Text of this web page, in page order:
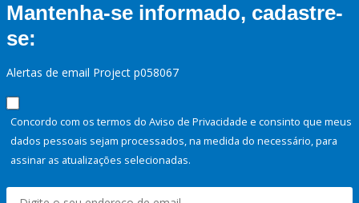
Mantenha-se informado, cadastre-
se:
Alertas de email Project p058067
Concordo com os termos do Aviso de Privacidade e consinto que meus
dados pessoais sejam processados, na medida do necessário, para
assinar as atualizações selecionadas.